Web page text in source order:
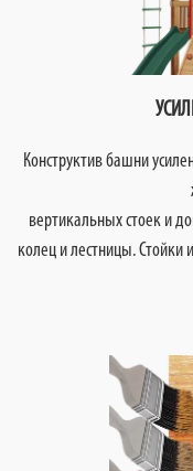
Конструктив башни
вертикальных стоек и
колец и лестницы.